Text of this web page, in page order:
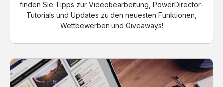
finden Sie Tipps zur Videobearbeitung, PowerDirector-
Tutorials und Updates zu den neuesten Funktionen,
Wettbewerben und Giveaways!